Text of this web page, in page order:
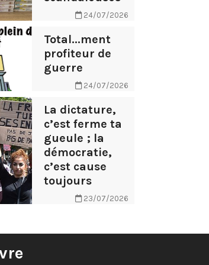
24/07/2026
Total...ment
profiteur de
guerre
24/07/2026
La dictature,
c’est ferme ta
gueule ; la
démocratie,
c’est cause
toujours
23/07/2026